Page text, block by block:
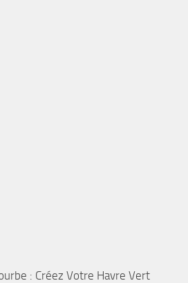
: Créez Votre Havre Vert